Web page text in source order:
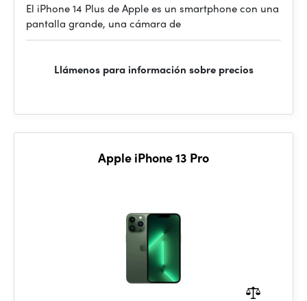
El iPhone 14 Plus de Apple es un smartphone con una
pantalla grande, una cámara de
Llámenos para información sobre precios
Apple iPhone 13 Pro